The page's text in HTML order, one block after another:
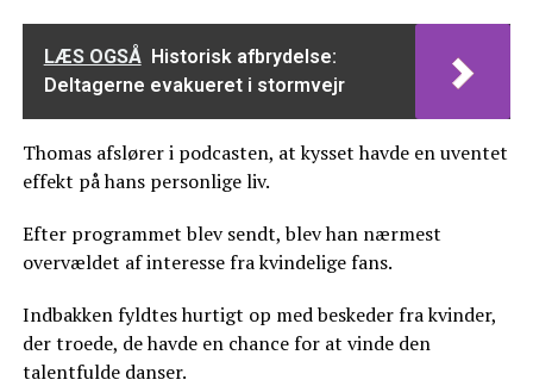
LÆS OGSÅ Historisk afbrydelse:
Deltagerne evakueret i stormvejr
Thomas afslører i podcasten, at kysset havde en uventet
effekt på hans personlige liv.
Efter programmet blev sendt, blev han nærmest
overvældet af interesse fra kvindelige fans.
Indbakken fyldtes hurtigt op med beskeder fra kvinder,
der troede, de havde en chance for at vinde den
talentfulde danser.